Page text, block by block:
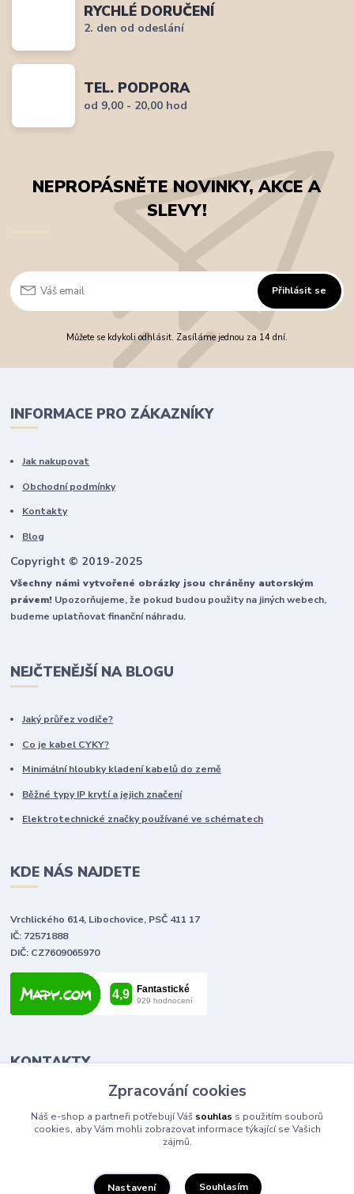
RYCHLÉ DORUČENÍ
2. den od odeslání
TEL. PODPORA
od 9,00 - 20,00 hod
NEPROPÁSNĚTE NOVINKY, AKCE A
SLEVY!
Přihlásit se
Můžete se kdykoli odhlásit. Zasíláme jednou za 14 dní.
INFORMACE PRO ZÁKAZNÍKY
Jak nakupovat
Obchodní podmínky
Kontakty
Blog
Copyright © 2019-2025
Všechny námi vytvořené obrázky jsou chráněny autorským
právem! Upozorňujeme, že pokud budou použity na jiných webech,
budeme uplatňovat finanční náhradu.
NEJČTENĚJŠÍ NA BLOGU
Jaký průřez vodiče?
Co je kabel CYKY?
Minimální hloubky kladení kabelů do země
Běžné typy IP krytí a jejich značení
Elektrotechnické značky používané ve schématech
KDE NÁS NAJDETE
Vrchlického 614, Libochovice, PSČ 411 17
IČ: 72571888
DIČ: CZ7609065970
KONTAKTY
Tomáš Vlček
+420 702 090 443
volejte od 9,00 - 20,00 hod
info@elektromaterial.cz
Zpracování cookies
Náš e-shop a partneři potřebují Váš souhlas s použitím souborů
cookies, aby Vám mohli zobrazovat informace týkající se Vašich
zájmů.
Nastavení Souhlasím